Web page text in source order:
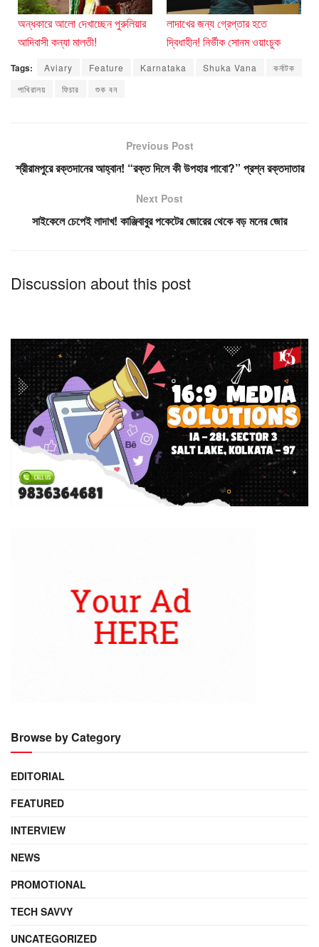
অন্ধকারে আলো দেখাচ্ছেন পুরুলিয়ার
আদিবাসী কন্যা মালতী!
লাদাখের জন্য গ্রেপ্তার হতে
দ্বিধাহীন! নির্ভীক সোনম ওয়াংচুক
Tags: Aviary Feature Karnataka Shuka Vana
কর্নাটক
পাখিরালয়
ফিচার শুক বন
Previous Post
শ্রীরামপুরে রক্তদানের আহ্বান! “রক্ত দিলে কী উপহার পাবো?” প্রশ্ন রক্তদাতার
Next Post
সাইকেলে চেপেই লাদাখ! কাঞ্জিবাবুর পকেটের জোরের থেকে বড় মনের জোর
Discussion about this post
Browse by Category
EDITORIAL
FEATURED
INTERVIEW
NEWS
PROMOTIONAL
TECH SAVVY
UNCATEGORIZED